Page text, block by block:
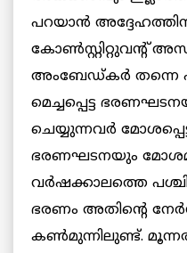
പറയാന്‍
കോണ്‍സ്റ്റിറ്റുവന്‍റ്
അംബേഡ്കര്‍ തന്നെ
മെച്ചപ്പെട്ട
ചെയ്യുന്നവര്‍
ഭരണഘടനയും
വര്‍ഷക്കാലത്തെ
ഭരണം അതിന്‍റെ
കണ്‍മുന്നിലുണ്ട്. മൂന്നര